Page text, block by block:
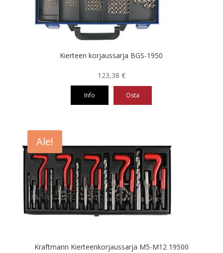
tuotteen
sivulla.
Kierteen korjaussarja BGS-1950
123,38 €
Info Osta
Ale!
Kraftmann Kierteenkorjaussarja M5-M12 19500